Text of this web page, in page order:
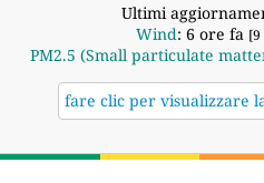
Ultimi
Wind: 6 ore fa [9
PM2.5 (Small particulate
fare clic per visualizzare